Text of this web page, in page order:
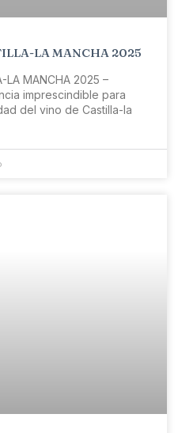
LA MANCHA 2025
LA MANCHA 2025 –
imprescindible para
del vino de Castilla-la